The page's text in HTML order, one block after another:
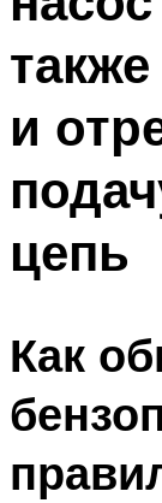
и
цепь
Как